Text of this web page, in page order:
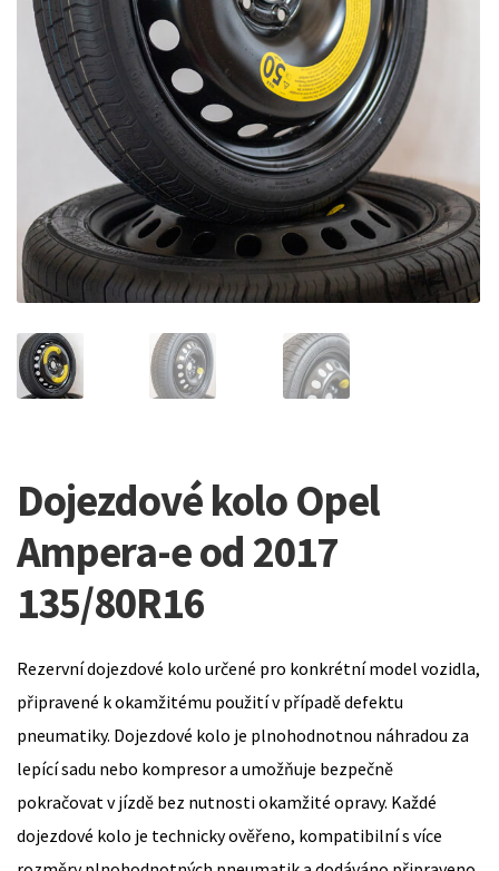
Dojezdové kolo Opel
Ampera-e od 2017
135/80R16
Rezervní dojezdové kolo určené pro konkrétní model vozidla,
připravené k okamžitému použití v případě defektu
pneumatiky. Dojezdové kolo je plnohodnotnou náhradou za
lepící sadu nebo kompresor a umožňuje bezpečně
pokračovat v jízdě bez nutnosti okamžité opravy. Každé
dojezdové kolo je technicky ověřeno, kompatibilní s více